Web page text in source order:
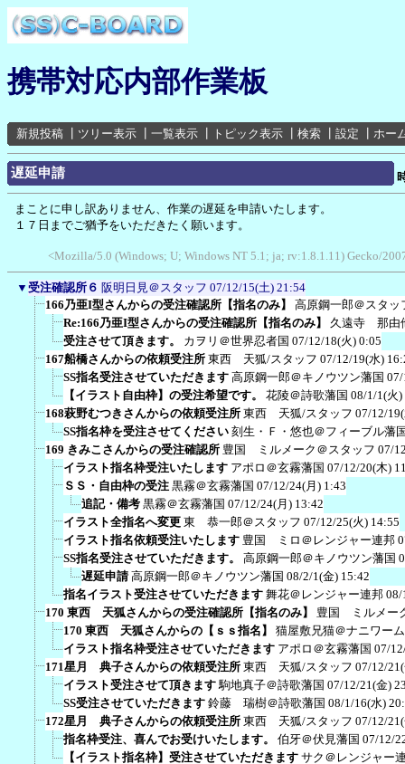
携帯対応内部作業板
新規投稿 ツリー表示 一覧表示 トピック表示 検索 設定 ホー
遅延申請
まことに申し訳ありません、作業の遅延を申請いたします。
１７日までご猶予をいただきたく願います。
<Mozilla/5.0 (Windows; U; Windows NT 5.1; ja; rv:1.8.1.11) Gecko/
▼ 受注確認所６ 阪明日見＠スタッフ 07/12/15(土) 21:54
166乃亜I型さんからの受注確認所【指名のみ】
高原鋼一郎＠スタッ
Re:166乃亜I型さんからの受注確認所【指名のみ】
久遠寺 那由
受注させて頂きます。
カヲリ＠世界忍者国 07/12/18(火) 0:05
167船橋さんからの依頼受注所 東西 天狐/スタッフ 07/12/19(水)
SS指名受注させていただきます 高原鋼一郎＠キノウツン藩国
【イラスト自由枠】の受注希望です。
花陵＠詩歌藩国 08/1/1(火)
168萩野むつきさんからの依頼受注所 東西 天狐/スタッフ 07/12/
SS指名枠を受注させてください 刻生・Ｆ・悠也＠フィーブル藩
169 きみこさんからの受注確認所 豊国 ミルメーク＠スタッフ 07/
イラスト指名枠受注いたします アポロ＠玄霧藩国 07/12/20(木)
ＳＳ・自由枠の受注 黒霧＠玄霧藩国 07/12/24(月) 1:43
追記・備考 黒霧＠玄霧藩国 07/12/24(月) 13:42
イラスト全指名へ変更 東 恭一郎＠スタッフ 07/12/25(火) 14:55
イラスト指名依頼受注いたします 豊国 ミロ＠レンジャー連邦
SS指名受注させていただきます。
高原鋼一郎＠キノウツン藩国
遅延申請 高原鋼一郎＠キノウツン藩国 08/2/1(金) 15:42
指名イラスト受注させていただきます 舞花＠レンジャー連邦 08/
170 東西 天狐さんからの受注確認所【指名のみ】
豊国 ミルメー
170 東西 天狐さんからの【ｓｓ指名】
猫屋敷兄猫＠ナニワー
イラスト指名枠受注させていただきます アポロ＠玄霧藩国 07/
171星月 典子さんからの依頼受注所 東西 天狐/スタッフ 07/12/
イラスト受注させて頂きます 駒地真子＠詩歌藩国 07/12/21(金)
SS受注させていただきます 鈴藤 瑞樹＠詩歌藩国 08/1/16(水)
172星月 典子さんからの依頼受注所 東西 天狐/スタッフ 07/12/
指名枠受注、喜んでお受けいたします。
伯牙＠伏見藩国 07/12/
【イラスト指名枠】受注させていただきます サク＠レンジャー